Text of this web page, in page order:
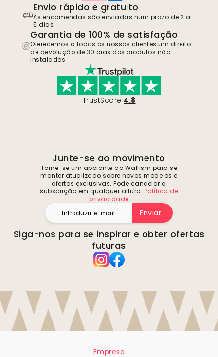
Envio rápido e gratuito
As encomendas são enviadas num prazo de 2 a
5 dias.
Garantia de 100% de satisfação
Oferecemos a todos os nossos clientes um direito
de devolução de 30 dias dos produtos não
instalados.
TrustScore 4.8
Junte-se ao movimento
Torne-se um apoiante do Wallism para se
manter atualizado sobre novos modelos e
ofertas exclusivas. Pode cancelar a
subscrição em qualquer altura. Política de
privacidade
Enviar
Siga-nos para se inspirar e obter ofertas
futuras
Empresa